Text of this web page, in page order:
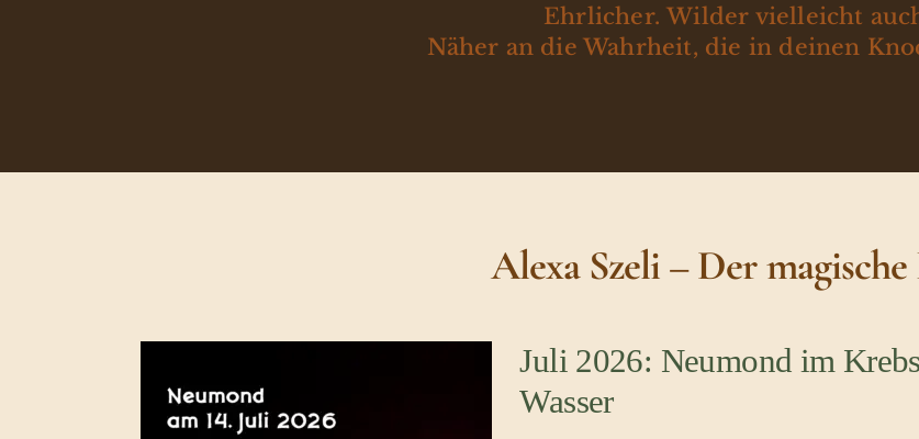
Ehrlicher. Wilder vielleicht
Näher an die Wahrheit, die in deinen
Alexa Szeli – Der magische
Juli 2026: Neumond im
Wasser